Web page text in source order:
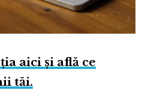
aici și află ce
tăi.